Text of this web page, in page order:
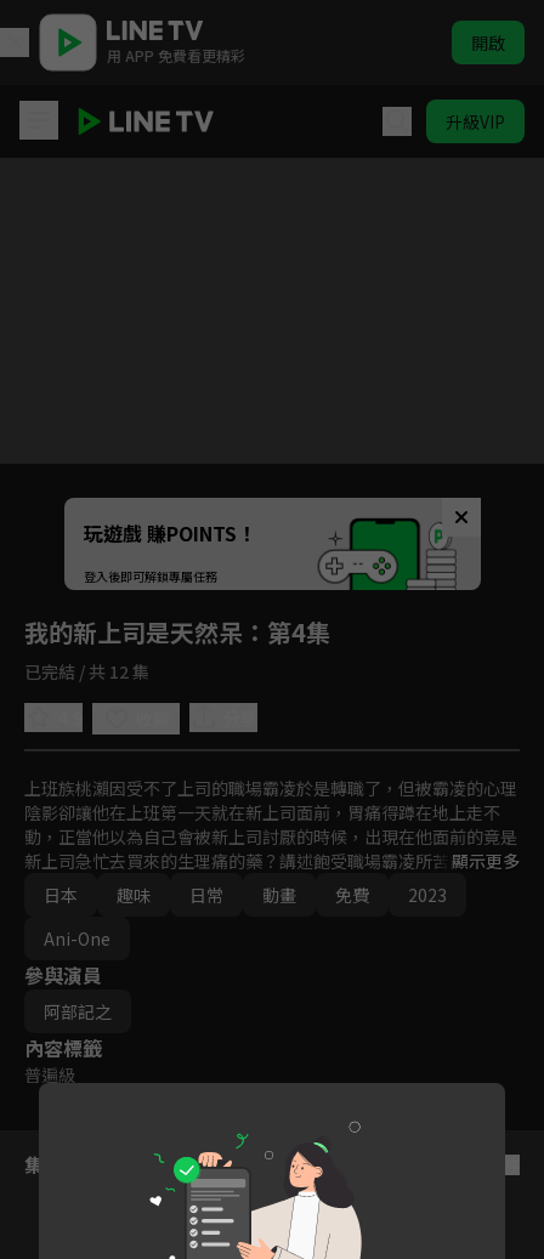
用 APP 免費看更精彩 開啟
升級VIP
Unmute
如有不便請見諒
玩遊戲 賺POINTS！
登入後即可解鎖專屬任務
我的新上司是天然呆 ：第4集
已完結 / 共 12 集
上班族桃瀨因受不了上司的職場霸凌於是轉職了，但被霸凌的心理
陰影卻讓他在上班第一天就在新上司面前，胃痛得蹲在地上走不
動，正當他以為自己會被新上司討厭的時候，出現在他面前的竟是
新上司急忙去買來的生理痛的藥？講述飽受職場霸凌所苦的下屬，
被天然呆的新上司療癒心靈的輕鬆日常故事！
顯示更多
日本
趣味 日常 動畫 免費
2023
Ani-One
參與演員
阿部記之
內容標籤
普遍級
集數列表